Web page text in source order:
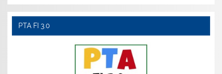
PTA FI 3.0